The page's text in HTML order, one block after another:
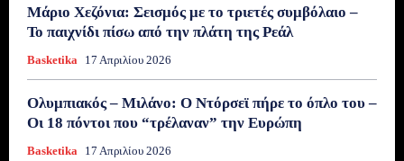
Μάριο Χεζόνια: Σεισμός με το τριετές συμβόλαιο –
Το παιχνίδι πίσω από την πλάτη της Ρεάλ
Basketika 17 Απριλίου 2026
Ολυμπιακός – Μιλάνο: Ο Ντόρσεϊ πήρε το όπλο του –
Οι 18 πόντοι που “τρέλαναν” την Ευρώπη
Basketika 17 Απριλίου 2026